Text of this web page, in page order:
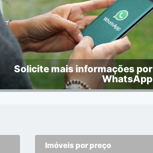
Solicite mais informações por
WhatsApp
Imóveis por preço